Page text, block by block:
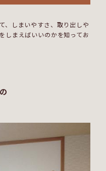
、しまいやすさ、取り出しや
しまえばいいのかを知ってお